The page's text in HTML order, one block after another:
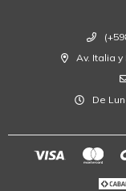
Av. Italia
De